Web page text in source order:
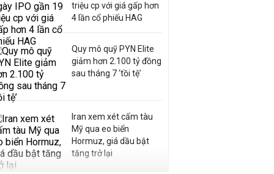
triệu cp với giá gấp hơn
4 lần cổ phiếu HAG
Quy mô quỹ PYN Elite
giảm hơn 2.100 tỷ đồng
sau tháng 7 ‘tồi tệ’
Iran xem xét cấm tàu
Mỹ qua eo biển
Hormuz, giá dầu bật
tăng trở lại